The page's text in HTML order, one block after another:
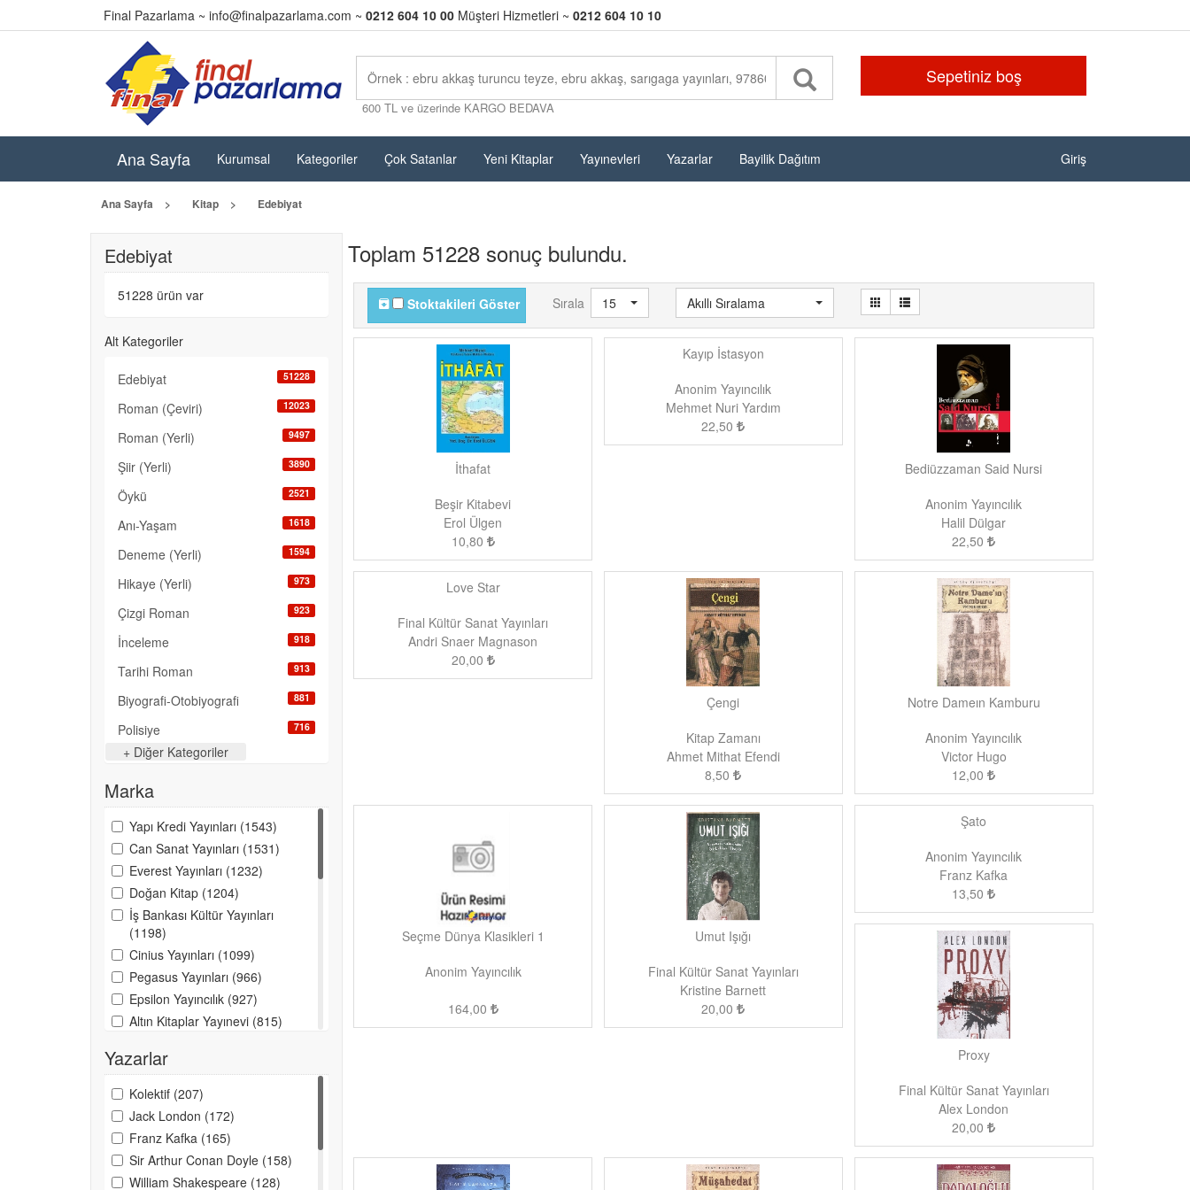
Final Pazarlama ~ info@finalpazarlama.com ~ 0212 604 10 00 Müşteri Hizmetleri ~ 0212 604 10 10
600 TL ve üzerinde KARGO BEDAVA
Sepetiniz boş
Ana Sayfa Kurumsal Kategoriler Çok Satanlar Yeni Kitaplar Yayınevleri Yazarlar Bayilik Dağıtım Giriş
Ana Sayfa Kitap Edebiyat
Edebiyat
51228 ürün var
Alt Kategoriler
Edebiyat 51228
Roman (Çeviri) 12023
Roman (Yerli) 9497
Şiir (Yerli) 3890
Öykü 2521
Anı-Yaşam 1618
Deneme (Yerli) 1594
Hikaye (Yerli) 973
Çizgi Roman 923
İnceleme 918
Tarihi Roman 913
Biyografi-Otobiyografi 881
Polisiye 716
Anlatı
Bilim Kurgu-Fantazi
Öykü
Şiir (Çeviri)
Düşünce
Araştırma-İnceleme
Hikaye (Çeviri)
Deneme (Çeviri)
Mektup
Hiciv-Mizah
Eleştiri
Edebiyat Yazıları 198
Gerilim
Genel
Antoloji
+ Diğer Kategoriler
Marka
Yapı Kredi Yayınları (1543)
Can Sanat Yayınları (1531)
Everest Yayınları (1232)
Doğan Kitap (1204)
İş Bankası Kültür Yayınları
(1198)
Cinius Yayınları (1099)
Pegasus Yayınları (966)
Epsilon Yayıncılık (927)
Altın Kitaplar Yayınevi (815)
İthaki Yayınları (782)
İletişim Yayınları (773)
İnkılap Kitabevi (665)
Timaş Yayınları (615)
Bilgi Yayınevi (569)
Akçağ Yayınları (534)
Yazarlar
Kolektif (207)
Jack London (172)
Franz Kafka (165)
Sir Arthur Conan Doyle (158)
William Shakespeare (128)
Toplam 51228 sonuç bulundu.
Stoktakileri Göster Sırala 15 Akıllı Sıralama
İthafat
Beşir Kitabevi
Erol Ülgen
10,80
Kayıp İstasyon
Anonim Yayıncılık
Mehmet Nuri Yardım
22,50
Bediüzzaman Said Nursi
Anonim Yayıncılık
Halil Dülgar
22,50
Love Star
Final Kültür Sanat Yayınları
Andri Snaer Magnason
20,00
Çengi
Kitap Zamanı
Ahmet Mithat Efendi
8,50
Notre Dameın Kamburu
Anonim Yayıncılık
Victor Hugo
12,00
Seçme Dünya Klasikleri 1
Anonim Yayıncılık
164,00
Umut Işığı
Final Kültür Sanat Yayınları
Kristine Barnett
20,00
Şato
Anonim Yayıncılık
Franz Kafka
13,50
Proxy
Final Kültür Sanat Yayınları
Alex London
20,00